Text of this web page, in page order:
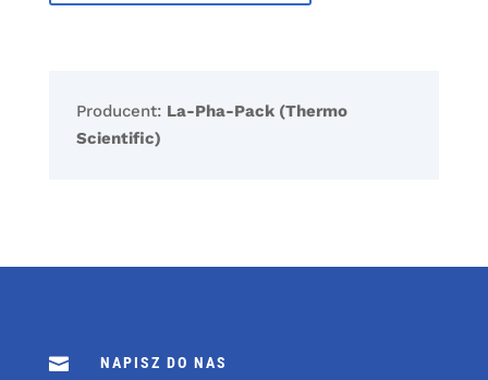
Producent: La-Pha-Pack (Thermo
Scientific)
 NAPISZ DO NAS